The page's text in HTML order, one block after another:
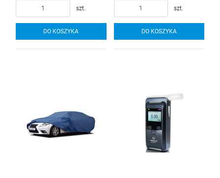
szt.
DO KOSZYKA
szt.
DO KOSZYKA